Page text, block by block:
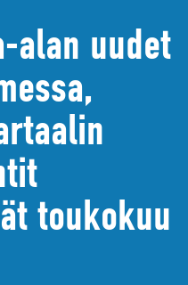
alan uudet
toukokuu